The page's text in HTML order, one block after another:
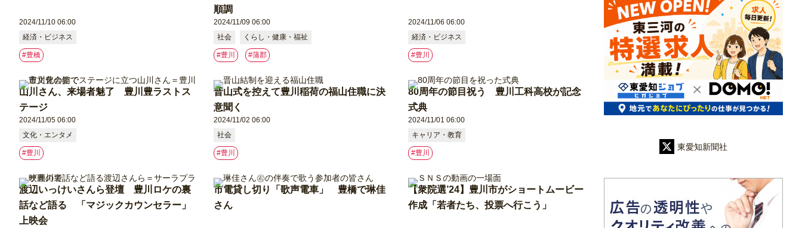
2024/11/10 06:00
経済・ビジネス
#豊橋
順調
2024/11/09 06:00
社会
くらし・健康・福祉
#豊川 #蒲郡
2024/11/06 06:00
経済・ビジネス
#豊川
山川さん、来場者魅了 豊川豊ラストス
テージ
2024/11/05 06:00
文化・エンタメ
#豊川
晋山式を控えて豊川稲荷の福山住職に決
意聞く
2024/11/02 06:00
社会
#豊川
80周年の節目祝う 豊川工科高校が記念
式典
2024/11/01 06:00
キャリア・教育
#豊川
渡辺いっけいさんら登壇 豊川ロケの裏
話など語る 「マジックカウンセラー」
上映会
市電貸し切り「歌声電車」 豊橋で琳佳
さん
【衆院選’24】豊川市がショートムービー
作成「若者たち、投票へ行こう」
東愛知新聞社